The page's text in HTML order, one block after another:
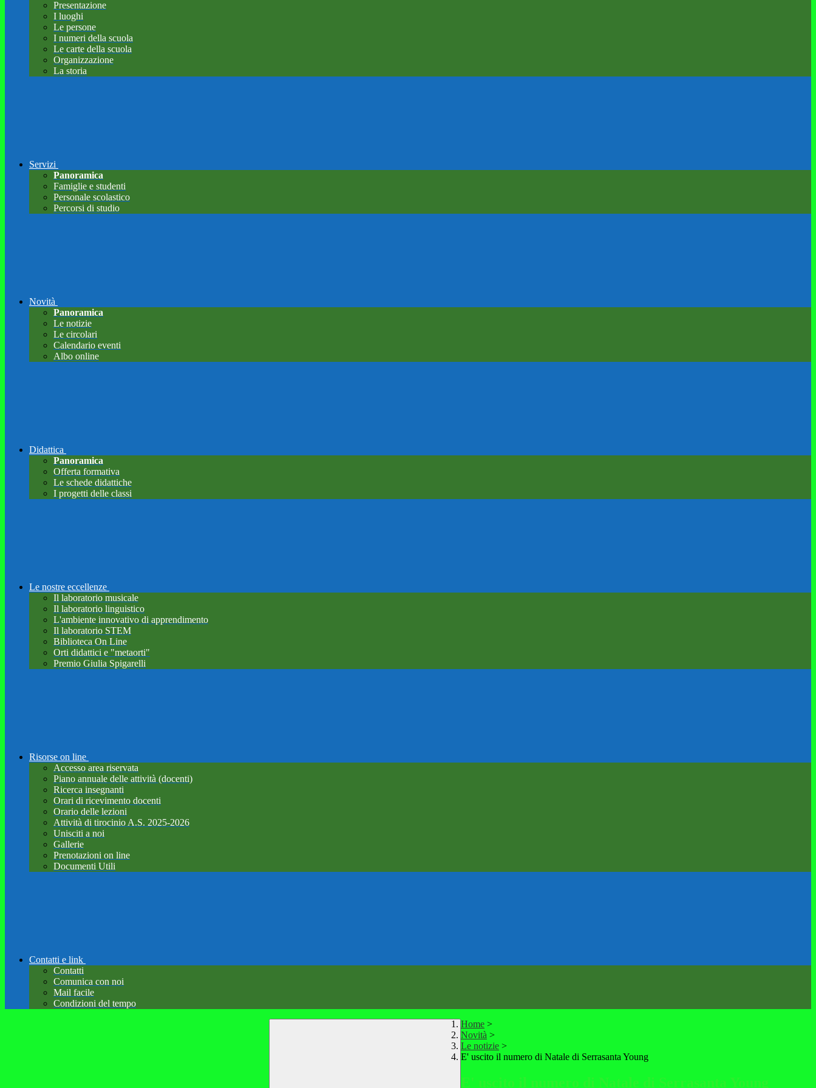
Presentazione
I luoghi
Le persone
I numeri della scuola
Le carte della scuola
Organizzazione
La storia
Servizi
Panoramica
Famiglie e studenti
Personale scolastico
Percorsi di studio
Novità
Panoramica
Le notizie
Le circolari
Calendario eventi
Albo online
Didattica
Panoramica
Offerta formativa
Le schede didattiche
I progetti delle classi
Le nostre eccellenze
Il laboratorio musicale
Il laboratorio linguistico
L'ambiente innovativo di apprendimento
Il laboratorio STEM
Biblioteca On Line
Orti didattici e "metaorti"
Premio Giulia Spigarelli
Risorse on line
Accesso area riservata
Piano annuale delle attività (docenti)
Ricerca insegnanti
Orari di ricevimento docenti
Orario delle lezioni
Attività di tirocinio A.S. 2025-2026
Unisciti a noi
Gallerie
Prenotazioni on line
Documenti Utili
Contatti e link
Contatti
Comunica con noi
Mail facile
Condizioni del tempo
Home >
Novità >
Le notizie >
E' uscito il numero di Natale di Serrasanta Young
E' uscito il numero di Natale di Serrasanta Young